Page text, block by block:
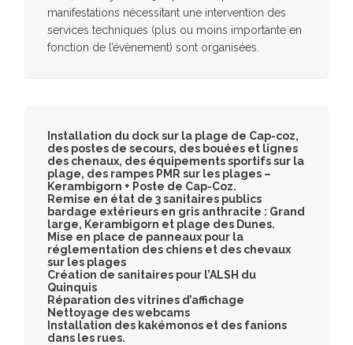
manifestations nécessitant une intervention des
services techniques (plus ou moins importante en
fonction de l’évènement) sont organisées.
Installation du dock sur la plage de Cap-coz,
des postes de secours, des bouées et lignes
des chenaux, des équipements sportifs sur la
plage, des rampes PMR sur les plages –
Kerambigorn + Poste de Cap-Coz.
Remise en état de 3 sanitaires publics
bardage extérieurs en gris anthracite : Grand
large, Kerambigorn et plage des Dunes.
Mise en place de panneaux pour la
réglementation des chiens et des chevaux
sur les plages
Création de sanitaires pour l’ALSH du
Quinquis
Réparation des vitrines d’affichage
Nettoyage des webcams
Installation des kakémonos et des fanions
dans les rues.